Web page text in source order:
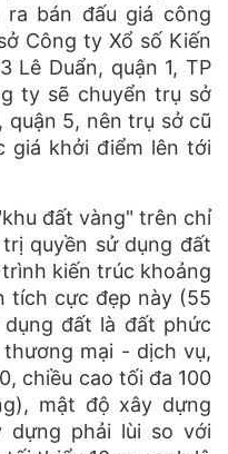
ra bán đấu giá công
Công ty Xổ số Kiến
Lê Duẩn, quận 1, TP
ty sẽ chuyển trụ sở
quận 5, nên trụ sở cũ
giá khởi điểm lên tới
đất vàng" trên chỉ
quyền sử dụng đất
kiến trúc khoảng
tích cực đẹp này (55
đất là đất phức
mại - dịch vụ,
chiều cao tối đa 100
mật độ xây dựng
dựng phải lùi so với